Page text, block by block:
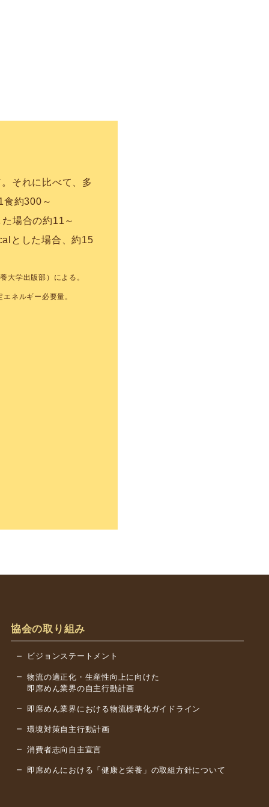
。それに比べて、多
食約300～
場合の約11～
とした場合、約15
大学出版部）による。
ネルギー必要量。
協会の取り組み
ビジョンステートメント
物流の適正化・生産性向上に向けた
即席めん業界の自主行動計画
即席めん業界における物流標準化ガイドライン
環境対策自主行動計画
消費者志向自主宣言
即席めんにおける「健康と栄養」の取組方針について